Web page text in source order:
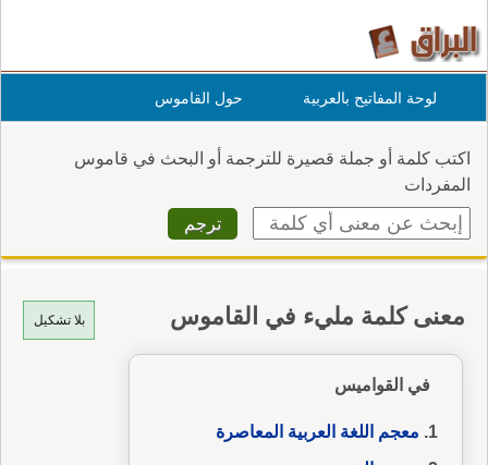
لوحة المفاتيح بالعربية حول القاموس
اكتب كلمة أو جملة قصيرة للترجمة أو البحث في قاموس
المفردات
بلا تشكيل معنى كلمة مليء في القاموس
في القواميس
معجم اللغة العربية المعاصرة